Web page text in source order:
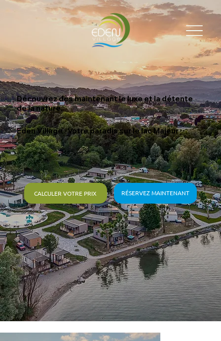
Découvrez dès maintenant le luxe et la détente
de la nature.
Eden Village : Votre paradis sur le lac Majeur
CALCULER VOTRE PRIX RÉSERVEZ MAINTENANT